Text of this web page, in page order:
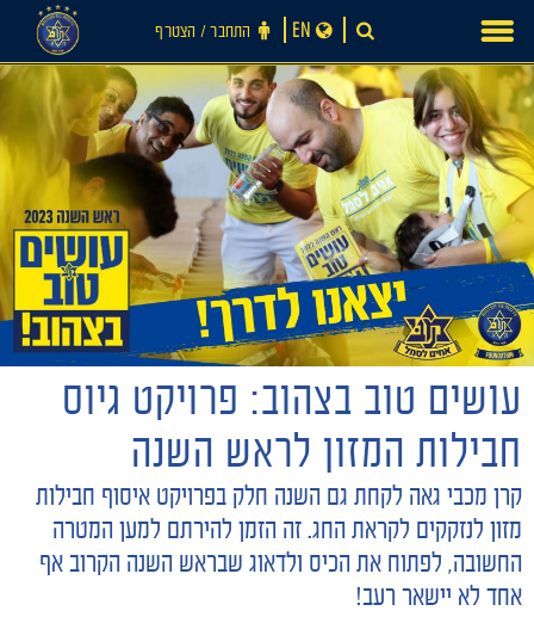
content
התחבר ‪/‬ הצטרף EN
עושים טוב בצהוב: פרויקט גיוס
חבילות המזון לראש השנה
קרן מכבי גאה לקחת גם השנה חלק בפרויקט איסוף חבילות
מזון לנזקקים לקראת החג. זה הזמן להירתם למען המטרה
החשובה, לפתוח את הכיס ולדאוג שבראש השנה הקרוב אף
אחד לא יישאר רעב!